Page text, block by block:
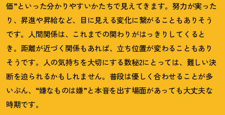
価”といった分かりやすいかたちで見えてきます。努力が実った
り、昇進や昇給など、目に見える変化に繋がることもありそう
です。人間関係は、これまでの関わりがはっきりしてくると
き。距離が近づく関係もあれば、立ち位置が変わることもあり
そうです。人の気持ちを大切にする数秘2にとっては、難しい決
断を迫られるかもしれません。普段は優しく合わせることが多
いぶん、“嫌なものは嫌”と本音を出す場面があっても大丈夫な
時期です。